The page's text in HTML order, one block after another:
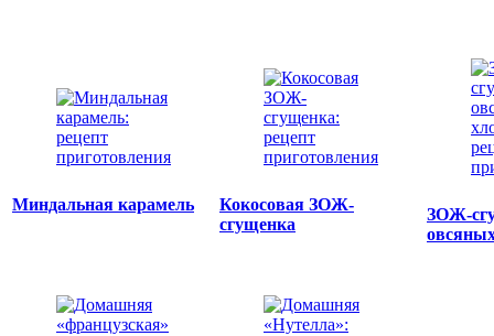
Миндальная карамель
Кокосовая ЗОЖ-
сгущенка
ЗОЖ-